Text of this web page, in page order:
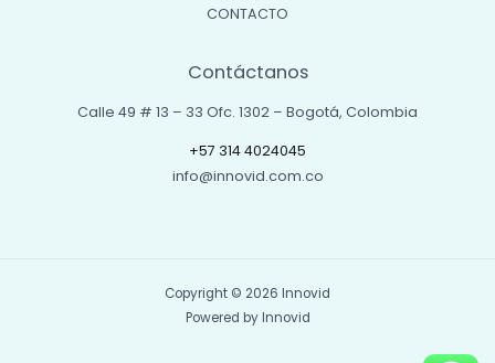
CONTACTO
Contáctanos
Calle 49 # 13 – 33 Ofc. 1302 – Bogotá, Colombia
+57 314 4024045
info@innovid.com.co
Copyright © 2026 Innovid
Powered by Innovid